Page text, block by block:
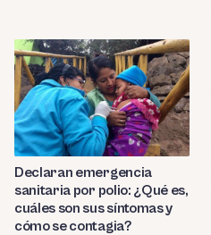
Declaran emergencia
sanitaria por polio: ¿Qué es,
cuáles son sus síntomas y
cómo se contagia?